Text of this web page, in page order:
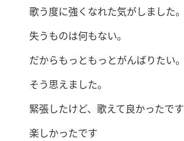
歌う度に強くなれた気がしました。
失うものは何もない。
だからもっともっとがんばりたい。
そう思えました。
緊張したけど、歌えて良かったです
楽しかったです